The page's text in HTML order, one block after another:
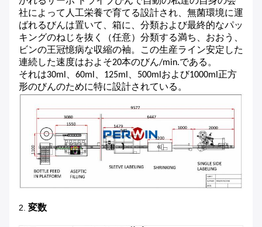
社によって人工栄養で育てる設計され、無菌環境に運
ばれるびんは置いて、箱に、分類および最終的なパッ
キングのねじを抜く（任意）分類する満ち、おおう、
ビンの王冠憶病な収縮の袖。この生産ライン安定した
連続した速度はおよそ20本のびん/min.である。
それは30ml、60ml、125ml、500mlおよび1000ml正方
形のびんのために特に設計されている。
2. 変数